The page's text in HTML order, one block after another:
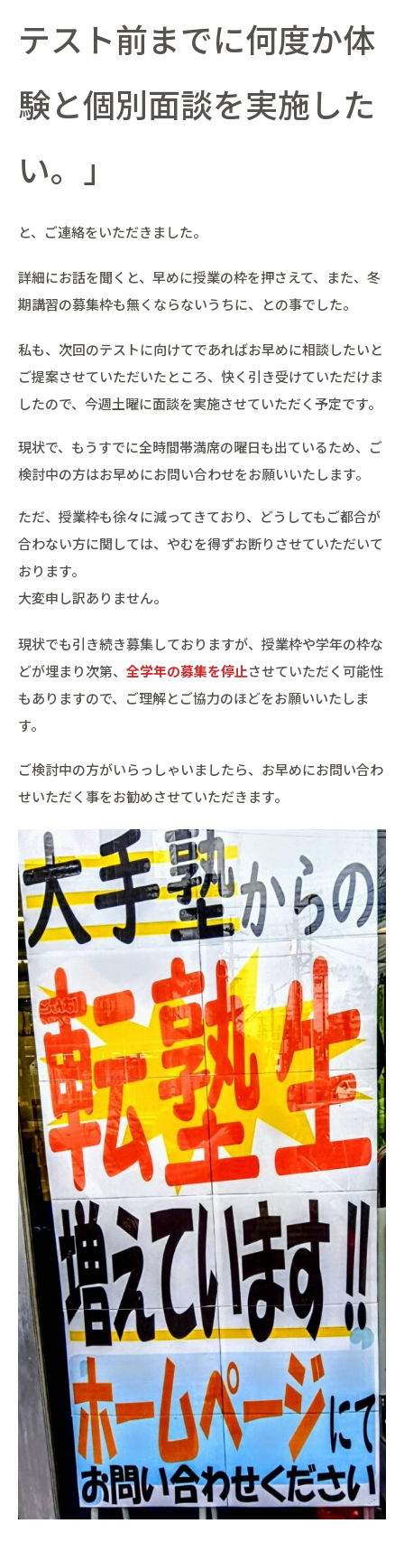
テスト前までに何度か体
験と個別面談を実施した
い。」
と、ご連絡をいただきました。
詳細にお話を聞くと、早めに授業の枠を押さえて、また、冬
期講習の募集枠も無くならないうちに、との事でした。
私も、次回のテストに向けてであればお早めに相談したいと
ご提案させていただいたところ、快く引き受けていただけま
したので、今週土曜に面談を実施させていただく予定です。
現状で、もうすでに全時間帯満席の曜日も出ているため、ご
検討中の方はお早めにお問い合わせをお願いいたします。
ただ、授業枠も徐々に減ってきており、どうしてもご都合が
合わない方に関しては、やむを得ずお断りさせていただいて
おります。
大変申し訳ありません。
現状でも引き続き募集しておりますが、授業枠や学年の枠な
どが埋まり次第、 全学年の募集を停止させていただく可能性
もありますので、ご理解とご協力のほどをお願いいたしま
す。
ご検討中の方がいらっしゃいましたら、お早めにお問い合わ
せいただく事をお勧めさせていただきます。